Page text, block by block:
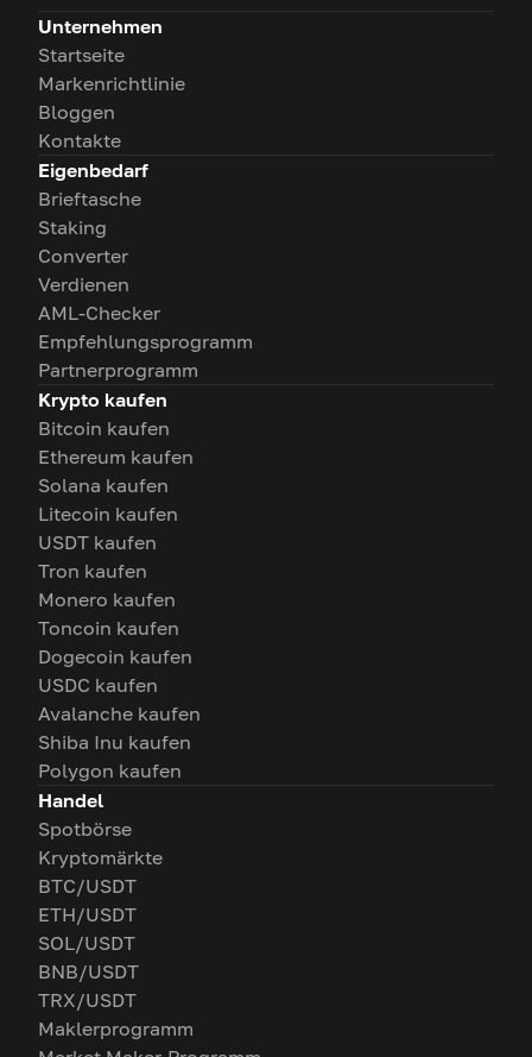
Unternehmen
Startseite
Markenrichtlinie
Bloggen
Kontakte
Eigenbedarf
Brieftasche
Staking
Converter
Verdienen
AML-Checker
Empfehlungsprogramm
Partnerprogramm
Krypto kaufen
Bitcoin kaufen
Ethereum kaufen
Solana kaufen
Litecoin kaufen
USDT kaufen
Tron kaufen
Monero kaufen
Toncoin kaufen
Dogecoin kaufen
USDC kaufen
Avalanche kaufen
Shiba Inu kaufen
Polygon kaufen
Handel
Spotbörse
Kryptomärkte
BTC/USDT
ETH/USDT
SOL/USDT
BNB/USDT
TRX/USDT
Maklerprogramm